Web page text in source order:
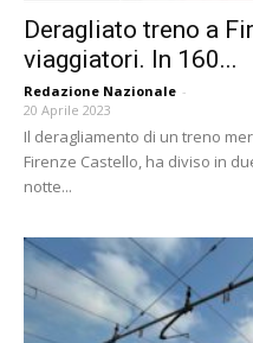
Deragliato treno a
viaggiatori. In 160...
Redazione Nazionale -
20 Aprile 2023
Il deragliamento di un treno
Firenze Castello, ha diviso in
notte...